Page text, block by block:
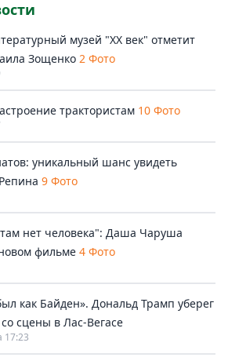
музей "ХХ век" отметит
Зощенко 2 Фото
трактористам 10 Фото
уникальный шанс увидеть
9 Фото
там нет человека": Даша Чаруша
фильме 4 Фото
как Байден». Дональд Трамп уберег
сцены в Лас-Вегасе
17:23